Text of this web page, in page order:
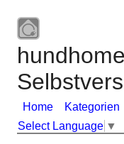
Home Kategorien
Select Language ▼